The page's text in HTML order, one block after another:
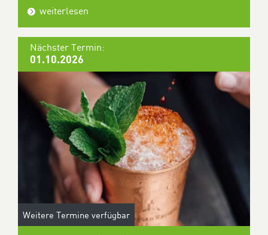
weiterlesen
Nächster Termin:
01.10.2026
Weitere Termine verfügbar